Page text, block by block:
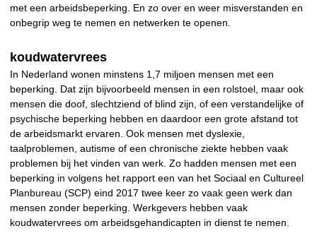
met een arbeidsbeperking. En zo over en weer misverstanden en
onbegrip weg te nemen en netwerken te openen.
koudwatervrees
In Nederland wonen minstens 1,7 miljoen mensen met een
beperking. Dat zijn bijvoorbeeld mensen in een rolstoel, maar ook
mensen die doof, slechtziend of blind zijn, of een verstandelijke of
psychische beperking hebben en daardoor een grote afstand tot
de arbeidsmarkt ervaren. Ook mensen met dyslexie,
taalproblemen, autisme of een chronische ziekte hebben vaak
problemen bij het vinden van werk. Zo hadden mensen met een
beperking in volgens het rapport een van het Sociaal en Cultureel
Planbureau (SCP) eind 2017 twee keer zo vaak geen werk dan
mensen zonder beperking. Werkgevers hebben vaak
koudwatervrees om arbeidsgehandicapten in dienst te nemen.